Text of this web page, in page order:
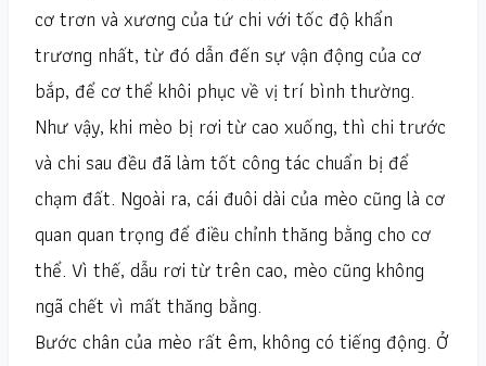
cơ trơn và xương của tứ chi với tốc độ khẩn
trương nhất, từ đó dẫn đến sự vận động của cơ
bắp, để cơ thể khôi phục về vị trí bình thường.
Như vậy, khi mèo bị rơi từ cao xuống, thì chi trước
và chi sau đều đã làm tốt công tác chuẩn bị để
chạm đất. Ngoài ra, cái đuôi dài của mèo cũng là cơ
quan quan trọng để điều chỉnh thăng bằng cho cơ
thể. Vì thế, dẫu rơi từ trên cao, mèo cũng không
ngã chết vì mất thăng bằng.
Bước chân của mèo rất êm, không có tiếng động. Ở